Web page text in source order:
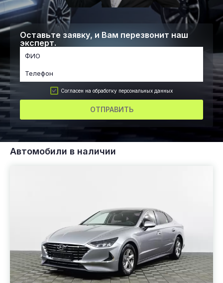
Оставьте заявку, и Вам перезвонит наш
эксперт.
Согласен на обработку персональных данных
ОТПРАВИТЬ
Автомобили в наличии